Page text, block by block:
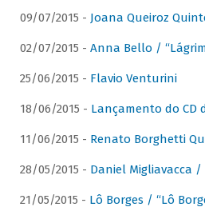
09/07/2015 - Joana Queiroz
02/07/2015 - Anna Bello /
25/06/2015 - Flavio Venturini
18/06/2015 - Lançamento do CD
11/06/2015 - Renato Borghetti
28/05/2015 - Daniel Migliavacca /
21/05/2015 - Lô Borges / “Lô